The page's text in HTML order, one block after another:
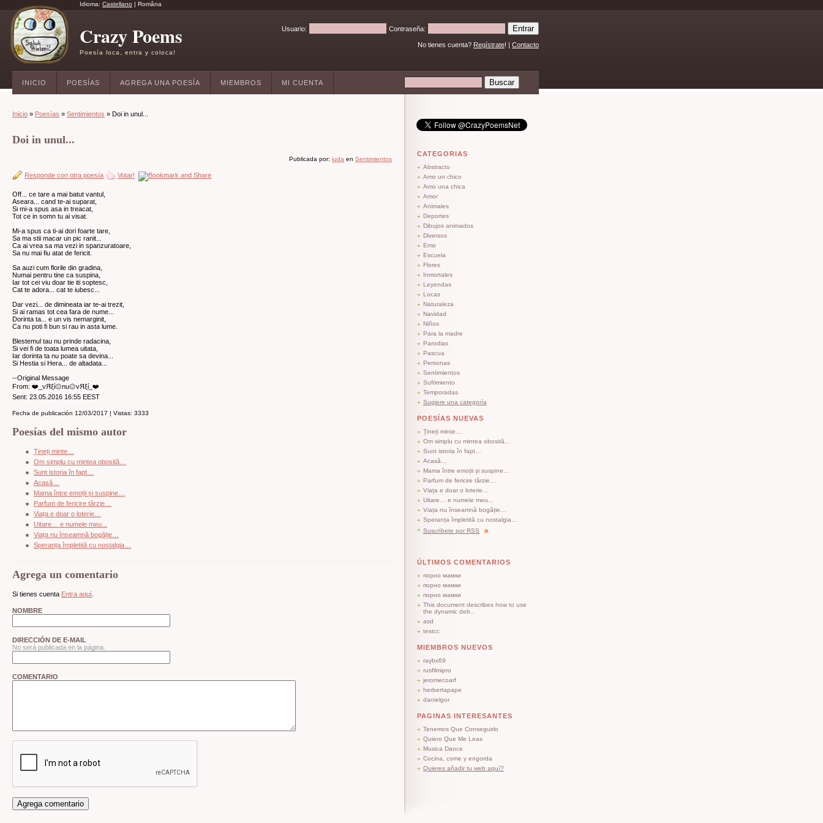
Idioma: Castellano | Româna
Crazy Poems
Poesía loca, entra y coloca!
Usuario: Contraseña:
No tienes cuenta? Regístrate! | Contacto
INICIO POESÍAS AGREGA UNA POESÍA MIEMBROS MI CUENTA
Inicio » Poesías » Sentimientos » Doi in unul...
Doi in unul...
Publicada por: iuda en Sentimientos
Responde con otra poesía Votar!
Off... ce tare a mai batut vantul,
Aseara... cand te-ai suparat,
Si mi-a spus asa in treacat,
Tot ce in somn tu ai visat.
Mi-a spus ca ti-ai dori foarte tare,
Sa ma stii macar un pic ranit...
Ca ai vrea sa ma vezi in spanzuratoare,
Sa nu mai fiu atat de fericit.
Sa auzi cum florile din gradina,
Numai pentru tine ca suspina,
Iar tot cei viu doar tie iti soptesc,
Cat te adora... cat te iubesc...
Dar vezi... de dimineata iar te-ai trezit,
Si ai ramas tot cea fara de nume...
Dorinta ta... e un vis nemarginit,
Ca nu poti fi bun si rau in asta lume.
Blestemul tau nu prinde radacina,
Si vei fi de toata lumea uitata,
Iar dorinta ta nu poate sa devina...
Si Hestia si Hera... de altadata...
--Original Message
From: ❤️_νЯξί۞nu۞vЯξί_❤️
Sent: 23.05.2016 16:55 EEST
Fecha de publicación 12/03/2017 | Vistas: 3333
Poesías del mismo autor
Țineți minte…
Om simplu cu mintea obosită…
Sunt istoria în fapt…
Acasă…
Mama între emoții și suspine…
Parfum de fericire târzie…
Viața e doar o loterie…
Uitare… e numele meu...
Viața nu înseamnă bogăție…
Speranța împletită cu nostalgia…
Agrega un comentario
Si tienes cuenta Entra aquí
NOMBRE
DIRECCIÓN DE E-MAIL
No será publicada en la página.
COMENTARIO
CATEGORIAS
Abstracto
Amo un chico
Amo una chica
Amor
Animales
Deportes
Dibujos animados
Diversos
Emo
Escuela
Flores
Inmortales
Leyendas
Locas
Naturaleza
Navidad
Niños
Para la madre
Parodias
Pascua
Personas
Sentimientos
Sufrimiento
Temporadas
Sugiere una categoría
POESÍAS NUEVAS
Țineți minte…
Om simplu cu mintea obosită…
Sunt istoria în fapt…
Acasă…
Mama între emoții și suspine…
Parfum de fericire târzie…
Viața e doar o loterie…
Uitare… e numele meu...
Viața nu înseamnă bogăție…
Speranța împletită cu nostalgia…
Suscríbete por RSS
ÚLTIMOS COMENTARIOS
порно мамки
порно мамки
порно мамки
This document describes how to use
the dynamic deb..
asd
testcc
MIEMBROS NUEVOS
raybx69
rusfilmipro
jeromecoarf
herbertapape
danielgor
PAGINAS INTERESANTES
Tenemos Que Conseguirlo
Quiero Que Me Leas
Musica Dance
Cocina, come y engorda
Quieres añadir tu web aquí?